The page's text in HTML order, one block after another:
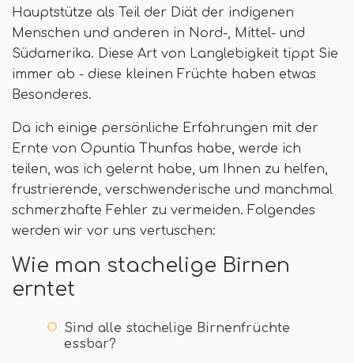
Hauptstütze als Teil der Diät der indigenen
Menschen und anderen in Nord-, Mittel- und
Südamerika. Diese Art von Langlebigkeit tippt Sie
immer ab - diese kleinen Früchte haben etwas
Besonderes.
Da ich einige persönliche Erfahrungen mit der
Ernte von Opuntia Thunfas habe, werde ich
teilen, was ich gelernt habe, um Ihnen zu helfen,
frustrierende, verschwenderische und manchmal
schmerzhafte Fehler zu vermeiden. Folgendes
werden wir vor uns vertuschen:
Wie man stachelige Birnen
erntet
Sind alle stachelige Birnenfrüchte
essbar?